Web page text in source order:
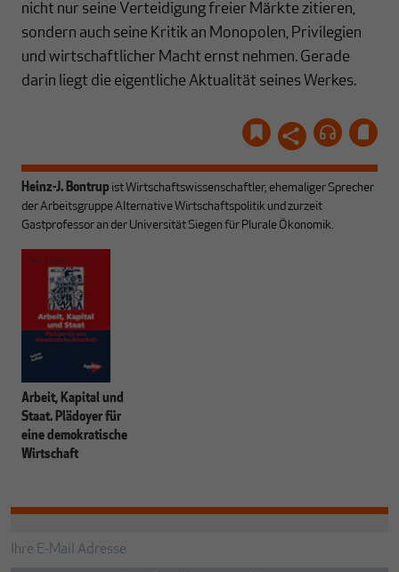
nicht nur seine Verteidigung freier Märkte zitieren,
sondern auch seine Kritik an Monopolen, Privilegien
und wirtschaftlicher Macht ernst nehmen. Gerade
darin liegt die eigentliche Aktualität seines Werkes.
Heinz-J. Bontrup ist Wirtschaftswissenschaftler, ehemaliger Sprecher
der Arbeitsgruppe Alternative Wirtschaftspolitik und zurzeit
Gastprofessor an der Universität Siegen für Plurale Ökonomik.
Arbeit, Kapital und
Staat. Plädoyer für
eine demokratische
Wirtschaft